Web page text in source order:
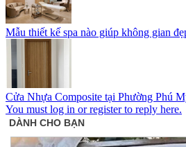
Mẫu thiết kế spa nào giúp không gian
Cửa Nhựa Composite tại Phường Phú
You must log in or register to reply here.